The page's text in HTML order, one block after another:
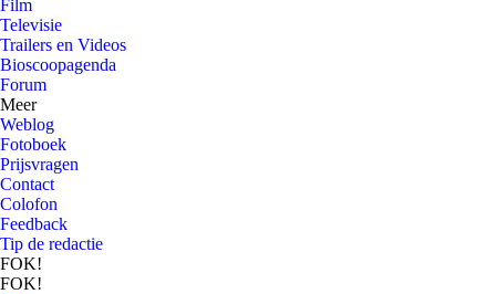
Film
Televisie
Trailers en Videos
Bioscoopagenda
Forum
Meer
Weblog
Fotoboek
Prijsvragen
Contact
Colofon
Feedback
Tip de redactie
FOK!
FOK!